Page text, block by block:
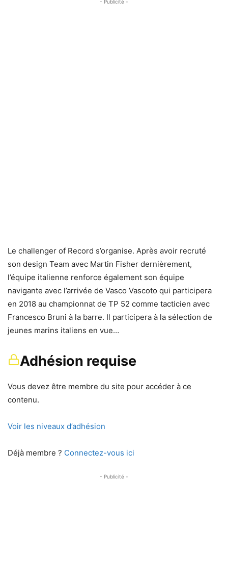
- Publicité -
Le challenger of Record s’organise. Après avoir recruté
son design Team avec Martin Fisher dernièrement,
l’équipe italienne renforce également son équipe
navigante avec l’arrivée de Vasco Vascoto qui participera
en 2018 au championnat de TP 52 comme tacticien avec
Francesco Bruni à la barre. Il participera à la sélection de
jeunes marins italiens en vue…
Adhésion requise
Vous devez être membre du site pour accéder à ce
contenu.
Voir les niveaux d’adhésion
Déjà membre ? Connectez-vous ici
- Publicité -